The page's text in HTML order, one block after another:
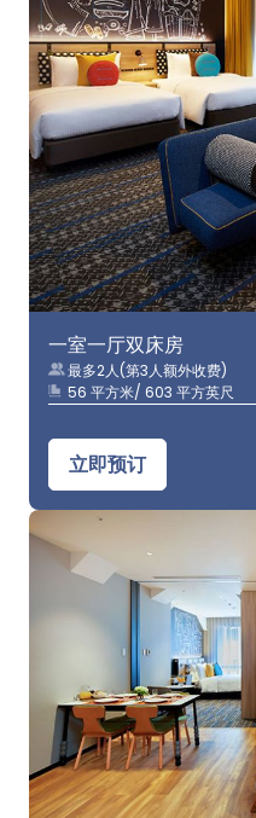
一室一厅双床房
最多2人(第3人额外收费)
56 平方米/ 603 平方英尺
立即预订